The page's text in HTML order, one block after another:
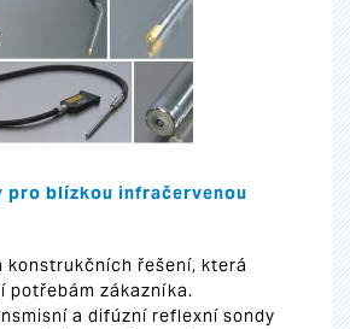
pro blízkou infračervenou
konstrukčních řešení, která
potřebám zákazníka.
a difúzní reflexní sondy